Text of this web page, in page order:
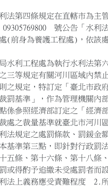
法第四條規定在直轄市為
號公告「水利
(前身為養護工程處)，依該
辦
水利工程處為執行水利法第
三等規定有關河川區域內禁
之規定，特訂定「臺北市政
裁罰基準」，作為管理
係參照經濟部訂定之「經濟
處之裁量基準就臺北市河川
法規定之處罰條款、罰鍰
基準第三點，即針對行政罰
五條、第十六條、第十八條
或得酌予追繳未受處罰者而
法上義務應受責難程度  2.